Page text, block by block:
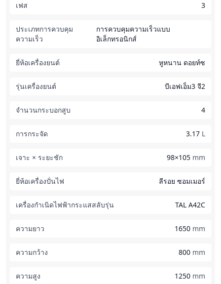
เฟส 3
ประเภทการควบคุม
ความเร็ว
การควบคุมความเร็วแบบ
อิเล็กทรอนิกส์
ยี่ห้อเครื่องยนต์ หูหนาน ดอยท์ซ
รุ่นเครื่องยนต์ บีเอฟเอ็ม3 จี2
จำนวนกระบอกสูบ 4
การกระจัด 3.17 L
เจาะ × ระยะชัก 98×105 mm
ยี่ห้อเครื่องปั่นไฟ ลีรอย ซอมเมอร์
เครื่องกำเนิดไฟฟ้ากระแสสลับรุ่น TAL A42C
ความยาว 1650 mm
ความกว้าง 800 mm
ความสูง 1250 mm